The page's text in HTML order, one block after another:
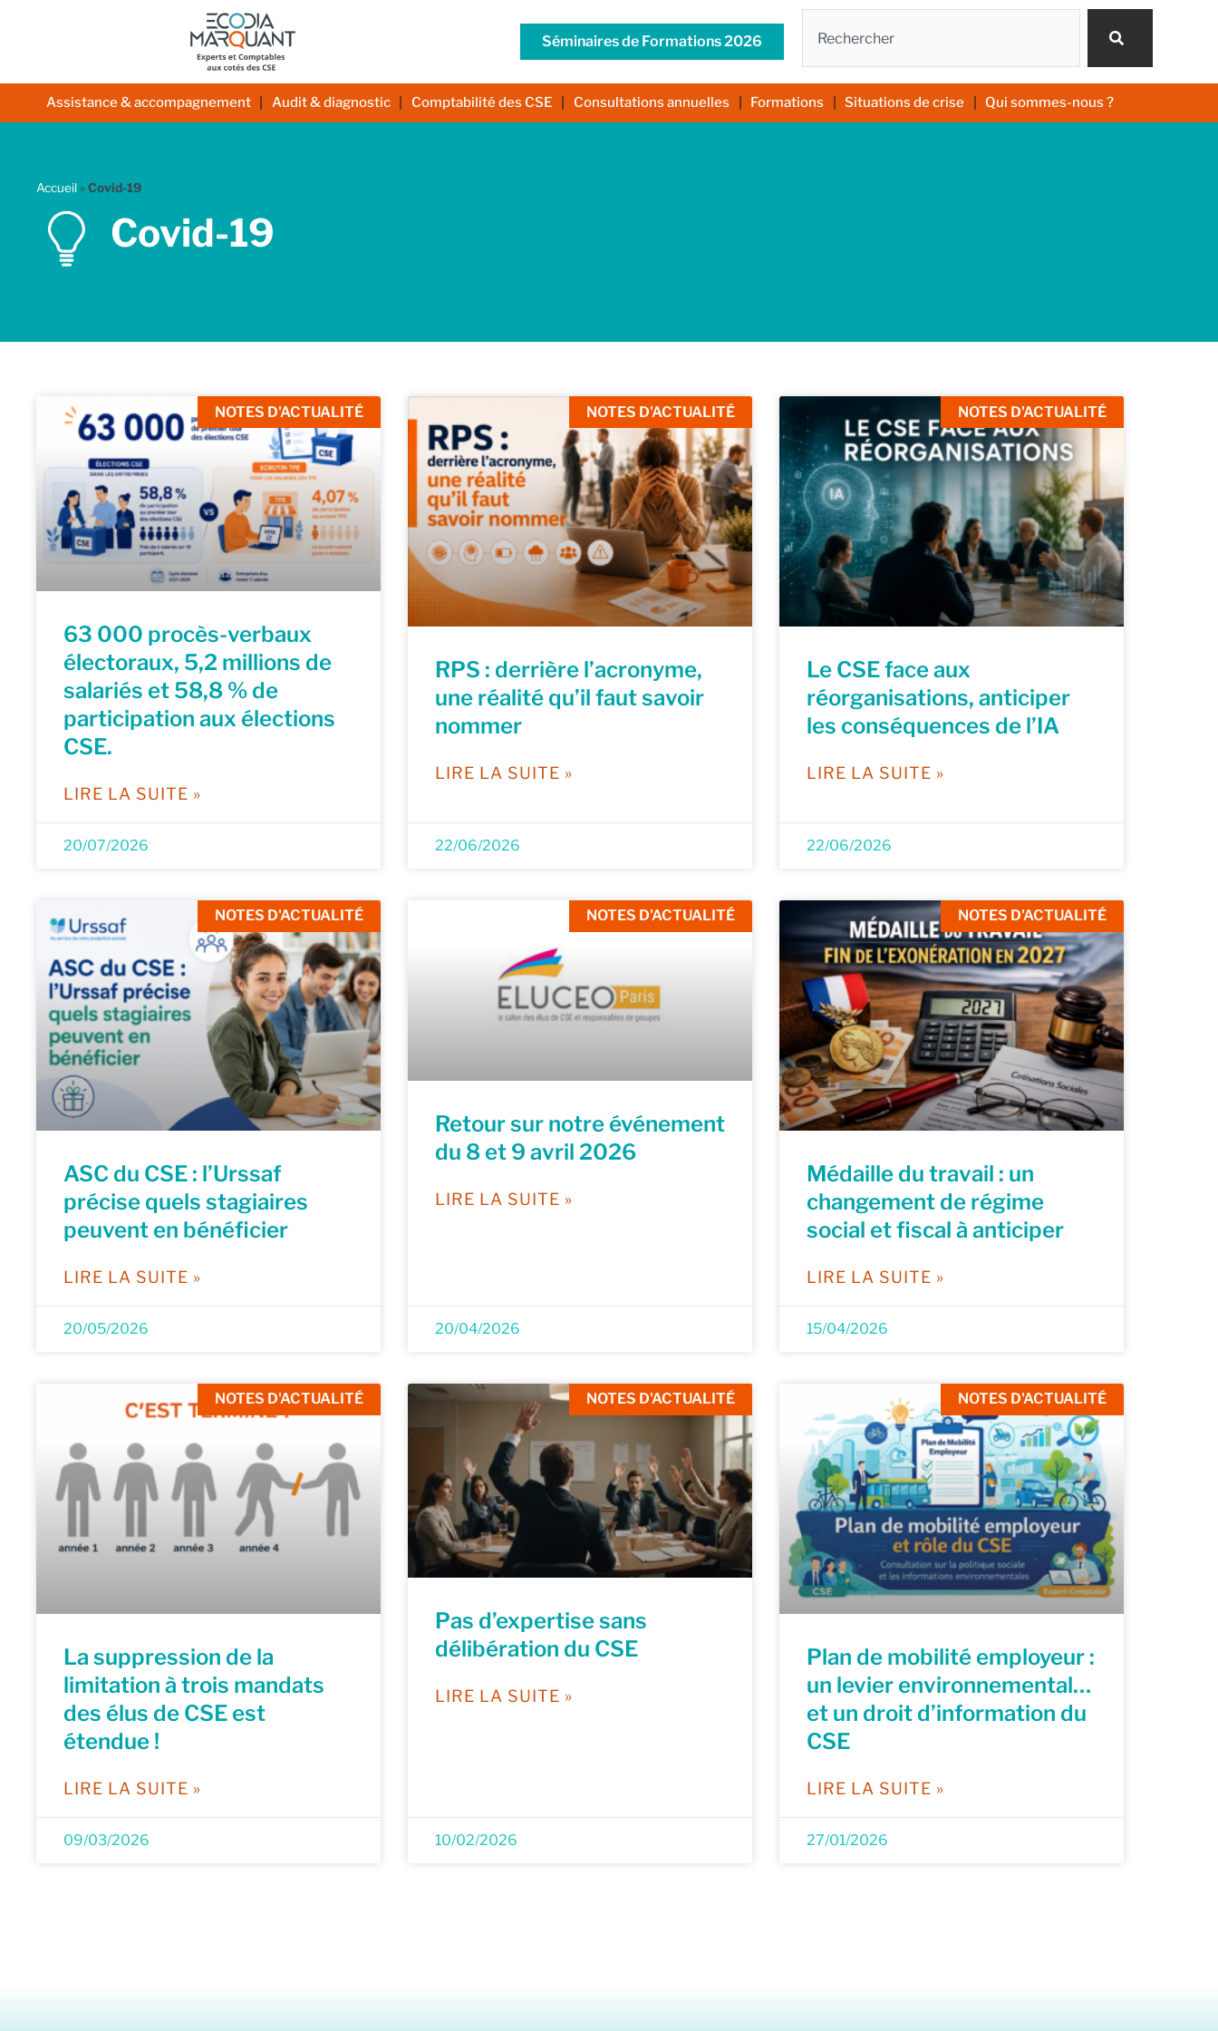
Séminaires de Formations 2026
Assistance & accompagnement Audit & diagnostic Comptabilité des CSE Consultations annuelles Formations Situations de crise Qui sommes-nous ?
Accueil »Covid-19
Covid-19
NOTES D'ACTUALITÉ
63 000 procès-verbaux
électoraux, 5,2 millions de
salariés et 58,8 % de
participation aux élections
CSE.
LIRE LA SUITE »
20/07/2026
NOTES D'ACTUALITÉ
RPS : derrière l’acronyme,
une réalité qu’il faut savoir
nommer
LIRE LA SUITE »
22/06/2026
NOTES D'ACTUALITÉ
Le CSE face aux
réorganisations, anticiper
les conséquences de l’IA
LIRE LA SUITE »
22/06/2026
NOTES D'ACTUALITÉ
ASC du CSE : l’Urssaf
précise quels stagiaires
peuvent en bénéficier
LIRE LA SUITE »
20/05/2026
NOTES D'ACTUALITÉ
Retour sur notre événement
du 8 et 9 avril 2026
LIRE LA SUITE »
20/04/2026
NOTES D'ACTUALITÉ
Médaille du travail : un
changement de régime
social et fiscal à anticiper
LIRE LA SUITE »
15/04/2026
NOTES D'ACTUALITÉ
La suppression de la
limitation à trois mandats
des élus de CSE est
étendue !
LIRE LA SUITE »
09/03/2026
NOTES D'ACTUALITÉ
Pas d’expertise sans
délibération du CSE
LIRE LA SUITE »
10/02/2026
NOTES D'ACTUALITÉ
Plan de mobilité employeur :
un levier environnemental…
et un droit d’information du
CSE
LIRE LA SUITE »
27/01/2026